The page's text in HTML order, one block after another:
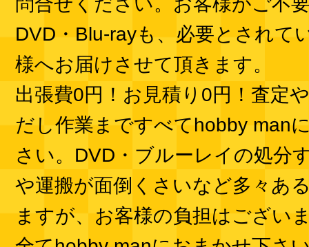
DVD・Blu-rayも、必要とされて
様へお届けさせて頂きます。
出張費0円！お見積り0円！査定
だし作業まですべてhobby man
さい。DVD・ブルーレイの処分
や運搬が面倒くさいなど多々あ
ますが、お客様の負担はござい